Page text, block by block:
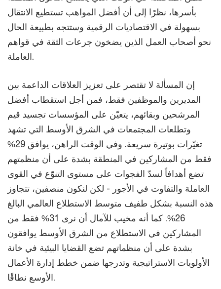
بأسرها، نظرًا إلى أن أفضل المواهب تستطيع الانتقال
بسهولة في الاقتصاديات الرقمية وستتجه بطبيعة الحال
نحو أصحاب العمل الذين يضخون جرعات الثقة في قواهم
العاملة.
إن المسألة لا تقتصر على تعزيز العلاقات الداعمة بين
المديرين والموظفين فقط، فمن أجل استقطاب أفضل
المرشحين وبقائهم، يتعيّن على المؤسسات تجسيد قيم
وتطلعات المجتمعات في الشرق الأوسط التي تشهد
تغيّرات بوتيرة سريعة. وفي الوقت الراهن، يوافق 29%
فقط من المشاركين في المنطقة بشدة على أن منظمتهم
تضع أهدافاً لسدّ الفجوات على مستوى التنوّع في القوى
العاملة والتفاوت في الأجور - لكن لنكون منصفين، تتجاوز
هذه النسبة بشكل طفيف متوسط الاستطلاع العالمي البالغ
26%. كما أنه مخيب للآمال أن نرى 31% فقط من
المشاركين في الاستطلاع من الشرق الأوسط يوافقون
بشدة على أن منظماتهم تضع القضايا البيئية في خانة
الأولويات الاستراتيجية وتدرجها ضمن خطط إدارة الأعمال
الأوسع نطاقًا.